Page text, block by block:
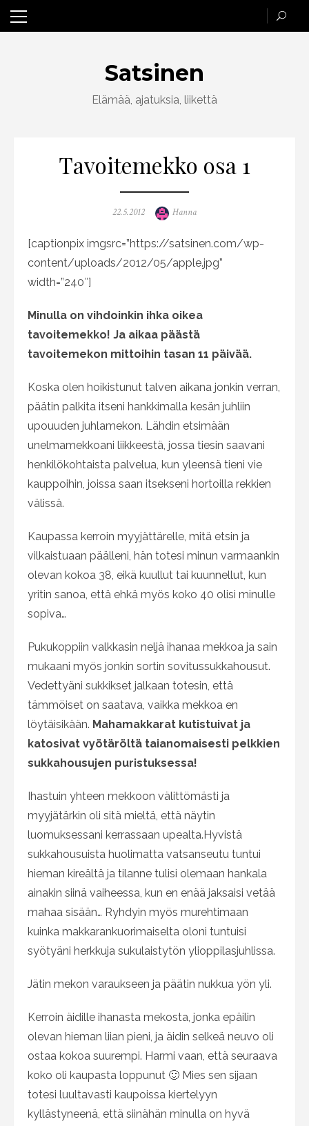
Skip
Satsinen
Elämää, ajatuksia, liikettä
Tavoitemekko osa 1
Posted
22.5.2012 Author
Hanna
[captionpix imgsrc=”https://satsinen.com/wp-
content/uploads/2012/05/apple.jpg”
width=”240″]
Minulla on vihdoinkin ihka oikea
tavoitemekko! Ja aikaa päästä
tavoitemekon mittoihin tasan 11 päivää.
Koska olen hoikistunut talven aikana jonkin verran,
päätin palkita itseni hankkimalla kesän juhliin
upouuden juhlamekon. Lähdin etsimään
unelmamekkoani liikkeestä, jossa tiesin saavani
henkilökohtaista palvelua, kun yleensä tieni vie
kauppoihin, joissa saan itsekseni hortoilla rekkien
välissä.
Kaupassa kerroin myyjättärelle, mitä etsin ja
vilkaistuaan päälleni, hän totesi minun varmaankin
olevan kokoa 38, eikä kuullut tai kuunnellut, kun
yritin sanoa, että ehkä myös koko 40 olisi minulle
sopiva…
Pukukoppiin valkkasin neljä ihanaa mekkoa ja sain
mukaani myös jonkin sortin sovitussukkahousut.
Vedettyäni sukkikset jalkaan totesin, että
tämmöiset on saatava, vaikka mekkoa en
löytäisikään. Mahamakkarat kutistuivat ja
katosivat vyötäröltä taianomaisesti pelkkien
sukkahousujen puristuksessa!
Ihastuin yhteen mekkoon välittömästi ja
myyjätärkin oli sitä mieltä, että näytin
luomuksessani kerrassaan upealta.Hyvistä
sukkahousuista huolimatta vatsanseutu tuntui
hieman kireältä ja tilanne tulisi olemaan hankala
ainakin siinä vaiheessa, kun en enää jaksaisi vetää
mahaa sisään… Ryhdyin myös murehtimaan
kuinka makkarankuorimaiselta oloni tuntuisi
syötyäni herkkuja sukulaistytön ylioppilasjuhlissa.
Jätin mekon varaukseen ja päätin nukkua yön yli.
Kerroin äidille ihanasta mekosta, jonka epäilin
olevan hieman liian pieni, ja äidin selkeä neuvo oli
ostaa kokoa suurempi. Harmi vaan, että seuraava
koko oli kaupasta loppunut 🙂 Mies sen sijaan
totesi luultavasti kaupoissa kiertelyyn
kyllästyneenä, että siinähän minulla on hyvä